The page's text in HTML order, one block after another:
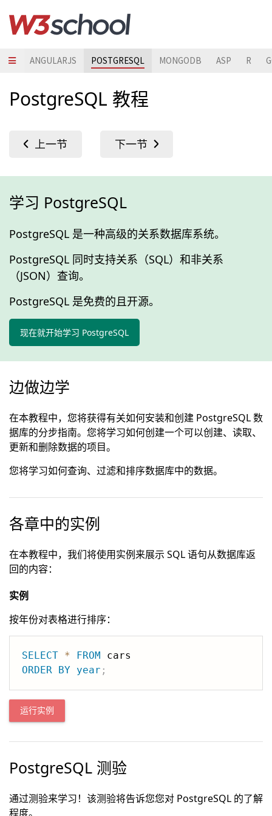
ANGULARJS POSTGRESQL MONGODB ASP R
PostgreSQL 教程
学习 PostgreSQL
PostgreSQL 是一种高级的关系数据库系统。
PostgreSQL 同时支持关系（SQL）和非关系
（JSON）查询。
PostgreSQL 是免费的且开源。
现在就开始学习 PostgreSQL
边做边学
在本教程中，您将获得有关如何安装和创建 PostgreSQL 数
据库的分步指南。您将学习如何创建一个可以创建、读取、
更新和删除数据的项目。
您将学习如何查询、过滤和排序数据库中的数据。
各章中的实例
在本教程中，我们将使用实例来展示 SQL 语句从数据库返
回的内容：
实例
按年份对表格进行排序：
SELECT * FROM
ORDER BY year ;
运行实例
PostgreSQL 测验
通过测验来学习！该测验将告诉您您对 PostgreSQL 的了解
程度。